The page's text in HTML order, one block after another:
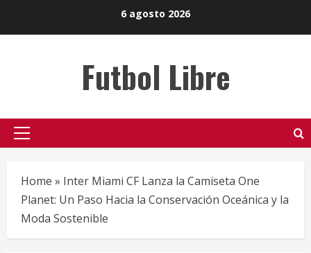
6 agosto 2026
Futbol Libre
Primary
Home » Inter Miami CF Lanza la Camiseta One
Planet: Un Paso Hacia la Conservación Oceánica y la
Moda Sostenible